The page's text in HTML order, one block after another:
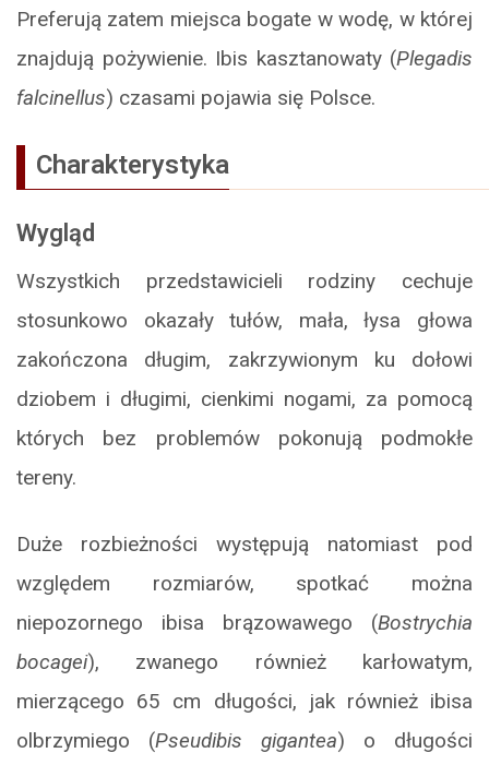
Preferują zatem miejsca bogate w wodę, w której
znajdują pożywienie. Ibis kasztanowaty (Plegadis
falcinellus) czasami pojawia się Polsce.
Charakterystyka
Wygląd
Wszystkich przedstawicieli rodziny cechuje
stosunkowo okazały tułów, mała, łysa głowa
zakończona długim, zakrzywionym ku dołowi
dziobem i długimi, cienkimi nogami, za pomocą
których bez problemów pokonują podmokłe
tereny.
Duże rozbieżności występują natomiast pod
względem rozmiarów, spotkać można
niepozornego ibisa brązowawego (Bostrychia
bocagei), zwanego również karłowatym,
mierzącego 65 cm długości, jak również ibisa
olbrzymiego (Pseudibis gigantea) o długości